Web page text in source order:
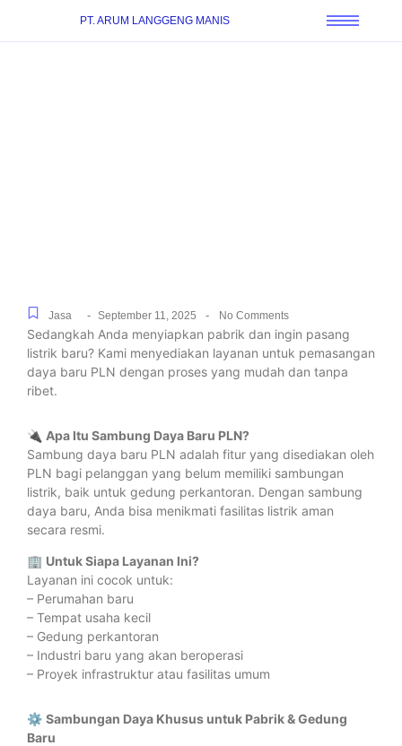
PT. ARUM LANGGENG MANIS
Jasa - September 11, 2025 - No Comments
Sedangkah Anda menyiapkan pabrik dan ingin pasang
listrik baru? Kami menyediakan layanan untuk pemasangan
daya baru PLN dengan proses yang mudah dan tanpa
ribet.
🔌 Apa Itu Sambung Daya Baru PLN?
Sambung daya baru PLN adalah fitur yang disediakan oleh
PLN bagi pelanggan yang belum memiliki sambungan
listrik, baik untuk gedung perkantoran. Dengan sambung
daya baru, Anda bisa menikmati fasilitas listrik aman
secara resmi.
🏢 Untuk Siapa Layanan Ini?
Layanan ini cocok untuk:
– Perumahan baru
– Tempat usaha kecil
– Gedung perkantoran
– Industri baru yang akan beroperasi
– Proyek infrastruktur atau fasilitas umum
⚙️ Sambungan Daya Khusus untuk Pabrik & Gedung
Baru